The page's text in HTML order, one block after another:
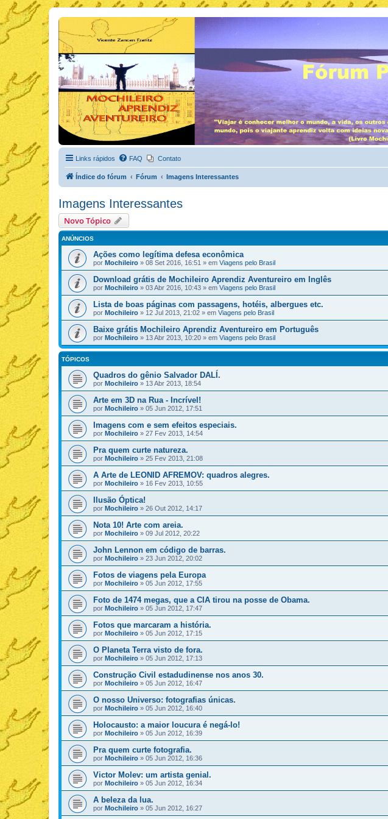
Links rápidos FAQ Contato
Índice do fórum Fórum Imagens Interessantes
Imagens Interessantes
Novo Tópico
ANÚNCIOS
Ações como legítima defesa econômica
por Mochileiro » 08 Set 2016, 16:51 » em Viagens pelo Brasil
Download grátis de Mochileiro Aprendiz Aventureiro em Inglês
por Mochileiro » 03 Abr 2016, 10:43 » em Viagens pelo Brasil
Lista de boas páginas com passagens, hotéis, albergues etc.
por Mochileiro » 12 Jul 2013, 21:02 » em Viagens pelo Brasil
Baixe grátis Mochileiro Aprendiz Aventureiro em Português
por Mochileiro » 13 Abr 2013, 10:20 » em Viagens pelo Brasil
TÓPICOS
Quadros do gênio Salvador DALÍ.
por Mochileiro » 13 Abr 2013, 18:54
Arte em 3D na Rua - Incrível!
por Mochileiro » 05 Jun 2012, 17:51
Imagens com e sem efeitos especiais.
por Mochileiro » 27 Fev 2013, 14:54
Pra quem curte natureza.
por Mochileiro » 25 Fev 2013, 21:08
A Arte de LEONID AFREMOV: quadros alegres.
por Mochileiro » 16 Fev 2013, 10:55
Ilusão Óptica!
por Mochileiro » 26 Out 2012, 14:17
Nota 10! Arte com areia.
por Mochileiro » 09 Jul 2012, 20:22
John Lennon em código de barras.
por Mochileiro » 23 Jun 2012, 20:02
Fotos de viagens pela Europa
por Mochileiro » 05 Jun 2012, 17:55
Foto de 1474 megas, que a CIA tirou na posse de Obama.
por Mochileiro » 05 Jun 2012, 17:47
Fotos que marcaram a história.
por Mochileiro » 05 Jun 2012, 17:15
O Planeta Terra visto de fora.
por Mochileiro » 05 Jun 2012, 17:13
Construção Civil estadudinense nos anos 30.
por Mochileiro » 05 Jun 2012, 16:47
O nosso Universo: fotografias únicas.
por Mochileiro » 05 Jun 2012, 16:40
Holocausto: a maior loucura é negá-lo!
por Mochileiro » 05 Jun 2012, 16:39
Pra quem curte fotografia.
por Mochileiro » 05 Jun 2012, 16:36
Victor Molev: um artista genial.
por Mochileiro » 05 Jun 2012, 16:34
A beleza da lua.
por Mochileiro » 05 Jun 2012, 16:27